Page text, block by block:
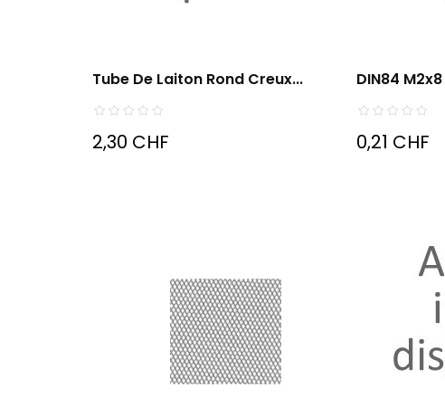
Tube De Laiton Rond Creux...
2,30 CHF
DIN84 M2x8
0,21 CHF